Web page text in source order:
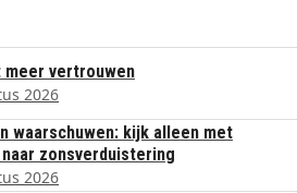
meer vertrouwen
2026
waarschuwen: kijk alleen met
zonsverduistering
2026